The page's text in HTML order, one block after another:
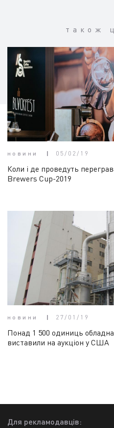
також
новини 05/02/19
Коли і де проведуть
Brewers Cup-2019
новини 27/01/19
Понад 1 500 одиниць
виставили на аукціон у США
Для рекламодавців: